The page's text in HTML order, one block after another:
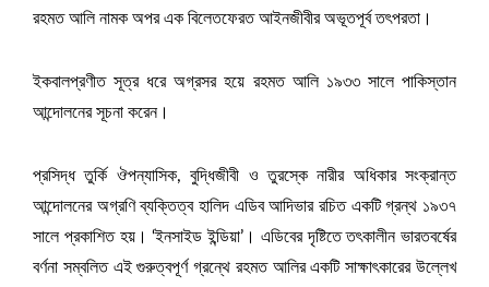
রহমত আলি নামক অপর এক বিলেতফেরত আইনজীবীর অভূতপূর্ব তৎপরতা।
ইকবালপ্রণীত সূত্র ধরে অগ্রসর হয়ে রহমত আলি ১৯৩৩ সালে পাকিস্তান
আন্দোলনের সূচনা করেন।
প্রসিদ্ধ তুর্কি ঔপন্যাসিক, বুদ্ধিজীবী ও তুরস্কে নারীর অধিকার সংক্রান্ত
আন্দোলনের অগ্রণি ব্যক্তিত্ব হালিদ এডিব আদিভার রচিত একটি গ্রন্থ ১৯৩৭
সালে প্রকাশিত হয়। ‘ইনসাইড ইন্ডিয়া’। এডিবের দৃষ্টিতে তৎকালীন ভারতবর্ষের
বর্ণনা সম্বলিত এই গুরুত্বপূর্ণ গ্রন্থে রহমত আলির একটি সাক্ষাৎকারের উল্লেখ